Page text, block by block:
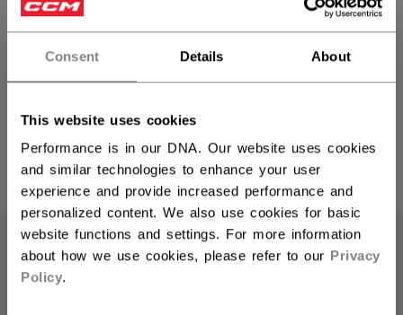
Consent Details About
This website uses cookies
Performance is in our DNA. Our website uses cookies
and similar technologies to enhance your user
experience and provide increased performance and
personalized content. We also use cookies for basic
website functions and settings. For more information
about how we use cookies, please refer to our Privacy
Policy.
PRODUKTE